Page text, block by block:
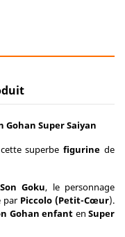
Gohan Super Saiyan
superbefigurine de
Son Goku, le personnage
par Piccolo (Petit-Cœur).
Gohan enfant enSuper